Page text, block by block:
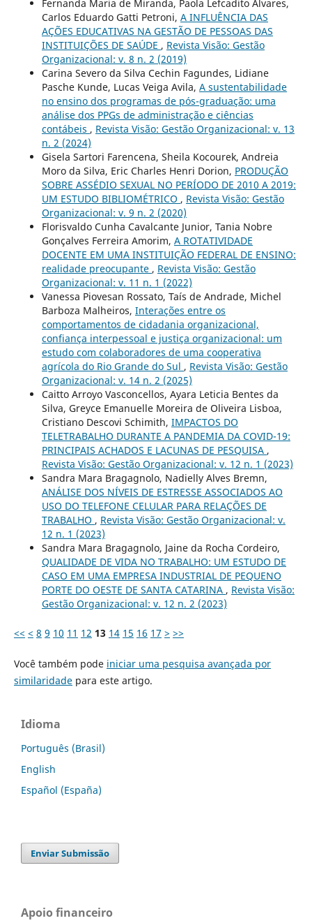
Fernanda Maria de Miranda, Paola Lefcadito Alvares,
Carlos Eduardo Gatti Petroni, A INFLUÊNCIA DAS
AÇÕES EDUCATIVAS NA GESTÃO DE PESSOAS DAS
INSTITUIÇÕES DE SAÚDE , Revista Visão: Gestão
Organizacional: v. 8 n. 2 (2019)
Carina Severo da Silva Cechin Fagundes, Lidiane
Pasche Kunde, Lucas Veiga Avila, A sustentabilidade
no ensino dos programas de pós-graduação: uma
análise dos PPGs de administração e ciências
contábeis , Revista Visão: Gestão Organizacional: v. 13
n. 2 (2024)
Gisela Sartori Farencena, Sheila Kocourek, Andreia
Moro da Silva, Eric Charles Henri Dorion, PRODUÇÃO
SOBRE ASSÉDIO SEXUAL NO PERÍODO DE 2010 A 2019:
UM ESTUDO BIBLIOMÉTRICO , Revista Visão: Gestão
Organizacional: v. 9 n. 2 (2020)
Florisvaldo Cunha Cavalcante Junior, Tania Nobre
Gonçalves Ferreira Amorim, A ROTATIVIDADE
DOCENTE EM UMA INSTITUIÇÃO FEDERAL DE ENSINO:
realidade preocupante , Revista Visão: Gestão
Organizacional: v. 11 n. 1 (2022)
Vanessa Piovesan Rossato, Taís de Andrade, Michel
Barboza Malheiros, Interações entre os
comportamentos de cidadania organizacional,
confiança interpessoal e justiça organizacional: um
estudo com colaboradores de uma cooperativa
agrícola do Rio Grande do Sul , Revista Visão: Gestão
Organizacional: v. 14 n. 2 (2025)
Caitto Arroyo Vasconcellos, Ayara Leticia Bentes da
Silva, Greyce Emanuelle Moreira de Oliveira Lisboa,
Cristiano Descovi Schimith, IMPACTOS DO
TELETRABALHO DURANTE A PANDEMIA DA COVID-19:
PRINCIPAIS ACHADOS E LACUNAS DE PESQUISA ,
Revista Visão: Gestão Organizacional: v. 12 n. 1 (2023)
Sandra Mara Bragagnolo, Nadielly Alves Bremn,
ANÁLISE DOS NÍVEIS DE ESTRESSE ASSOCIADOS AO
USO DO TELEFONE CELULAR PARA RELAÇÕES DE
TRABALHO , Revista Visão: Gestão Organizacional: v.
12 n. 1 (2023)
Sandra Mara Bragagnolo, Jaine da Rocha Cordeiro,
QUALIDADE DE VIDA NO TRABALHO: UM ESTUDO DE
CASO EM UMA EMPRESA INDUSTRIAL DE PEQUENO
PORTE DO OESTE DE SANTA CATARINA , Revista Visão:
Gestão Organizacional: v. 12 n. 2 (2023)
<< < 8 9 10 11 12 13 14 15 16 17 > >>
Você também pode iniciar uma pesquisa avançada por
similaridadepara este artigo.
Idioma
Português (Brasil)
English
Español (España)
Enviar Submissão
Apoio financeiro